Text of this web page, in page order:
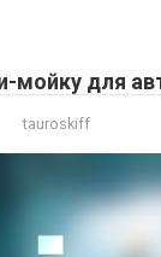
мойку для
tauroskiff